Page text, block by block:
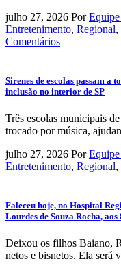
julho 27, 2026 Por
Entretenimento, Regional,
Comentários
Sirenes de escolas passam
inclusão no interior de SP
Três escolas municipais
trocado por música,
julho 27, 2026 Por
Entretenimento, Regional,
Faleceu hoje, no Hospital
Lourdes de Souza Rocha, aos
Deixou os filhos Baiano,
netos e bisnetos. Ela será